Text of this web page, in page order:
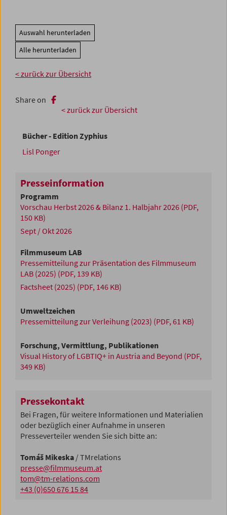
Auswahl herunterladen
Alle herunterladen
< zurück zur Übersicht
Share on
< zurück zur Übersicht
Bücher - Edition Zyphius
Lisl Ponger
Presseinformation
Programm
Vorschau Herbst 2026 & Bilanz 1. Halbjahr 2026 (PDF,
150 KB)
Sept / Okt 2026
Filmmuseum LAB
Pressemitteilung zur Präsentation des Filmmuseum
LAB (2025) (PDF, 139 KB)
Factsheet (2025) (PDF, 146 KB)
Umweltzeichen
Pressemitteilung zur Verleihung (2023) (PDF, 61 KB)
Forschung, Vermittlung, Publikationen
Visual History of LGBTIQ+ in Austria and Beyond (PDF,
349 KB)
Pressekontakt
Bei Fragen, für weitere Informationen und Materialien
oder bezüglich einer Aufnahme in unseren
Presseverteiler wenden Sie sich bitte an:
Tomáš Mikeska / TMrelations
presse@filmmuseum.at
tom@tm-relations.com
+43 (0)650 676 15 84